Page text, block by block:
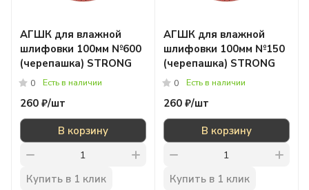
АГШК для влажной
шлифовки 100мм №600
(черепашка) STRONG
0 Есть в наличии
260 ₽/шт
В корзину
Купить в 1 клик
АГШК для влажной
шлифовки 100мм №150
(черепашка) STRONG
0 Есть в наличии
260 ₽/шт
В корзину
Купить в 1 клик